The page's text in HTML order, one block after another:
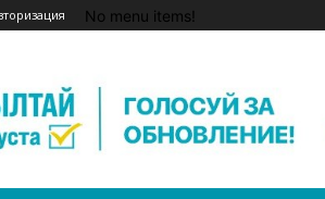
No menu items!